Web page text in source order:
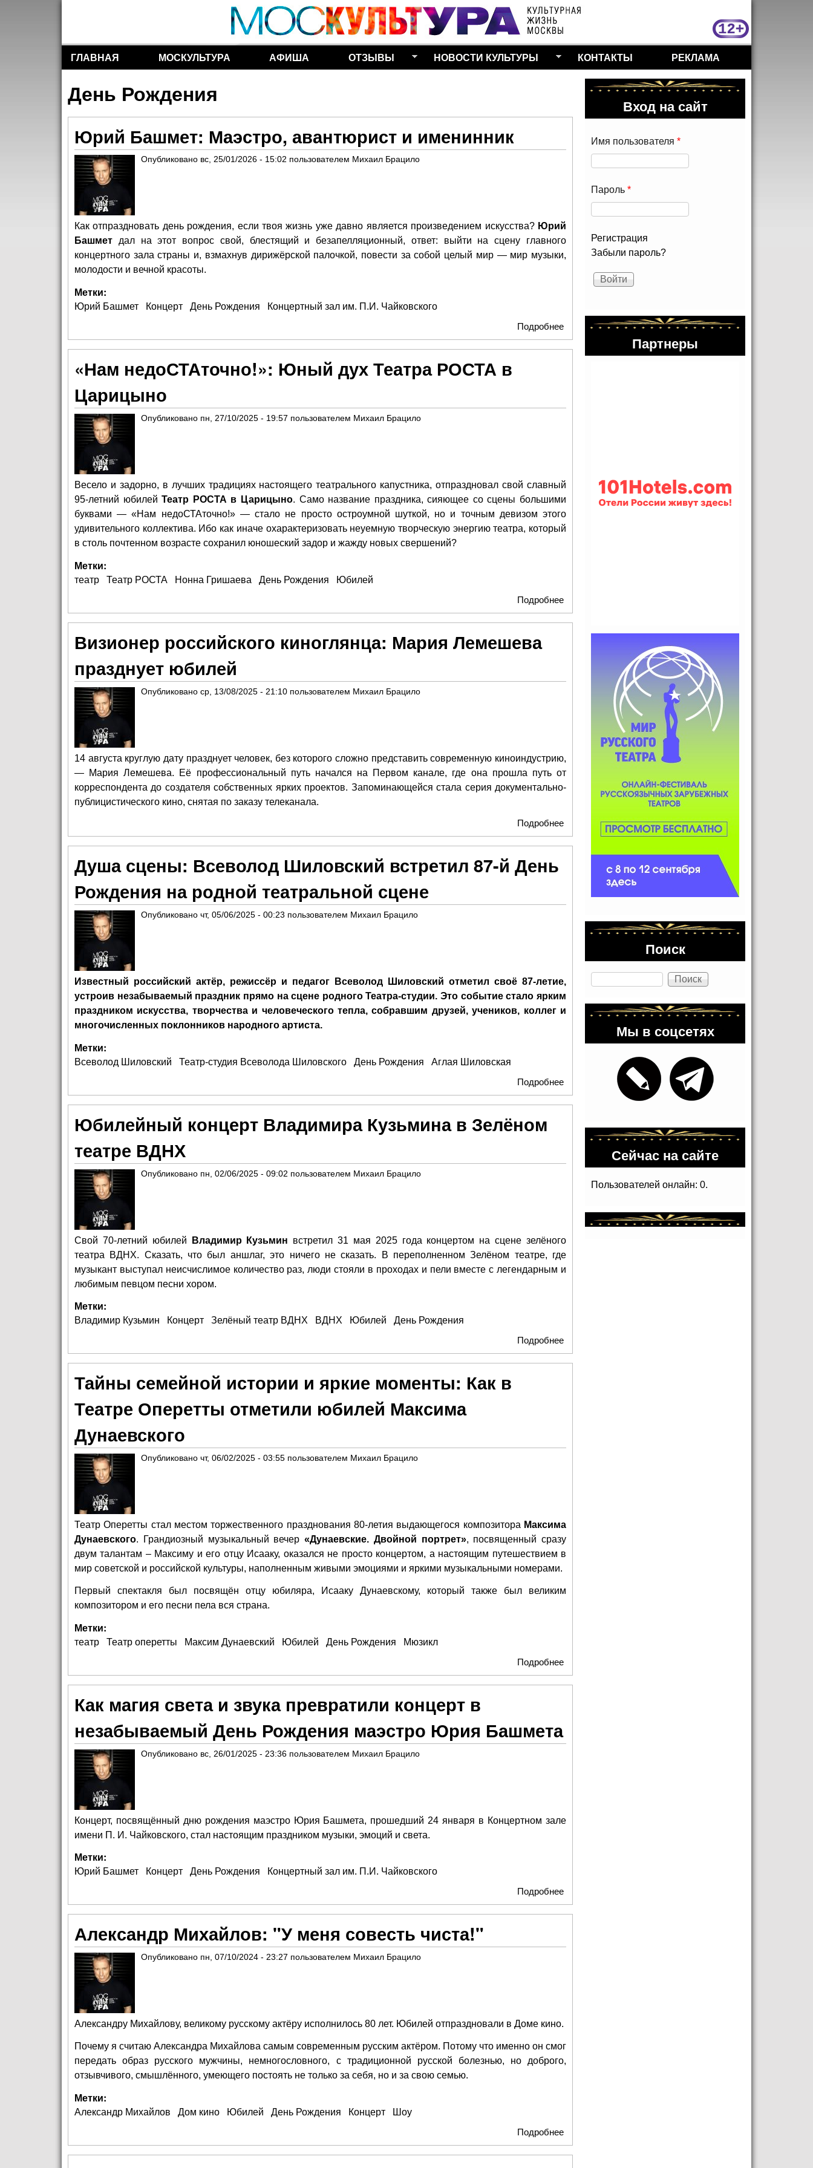
Перейти к основному
содержанию
Разделы сайта
ГЛАВНАЯ МОСКУЛЬТУРА АФИША ОТЗЫВЫ НОВОСТИ КУЛЬТУРЫ КОНТАКТЫ РЕКЛАМА
День Рождения
Юрий Башмет: Маэстро, авантюрист и именинник
Опубликовано вс, 25/01/2026 - 15:02 пользователем Михаил Брацило
Как отпраздновать день рождения, если твоя жизнь уже давно является произведением искусства? Юрий
Башмет дал на этот вопрос свой, блестящий и безапелляционный, ответ: выйти на сцену главного
концертного зала страны и, взмахнув дирижёрской палочкой, повести за собой целый мир — мир музыки,
молодости и вечной красоты.
Метки:
Юрий Башмет Концерт День Рождения
Концертный зал им. П.И. Чайковского
Подробнее о Юрий Башмет: Маэстро, авантюрист и именинник
«Нам недоСТАточно!»: Юный дух Театра РОСТА в
Царицыно
Опубликовано пн, 27/10/2025 - 19:57 пользователем Михаил Брацило
Весело и задорно, в лучших традициях настоящего театрального капустника, отпраздновал свой славный
95-летний юбилейТеатр РОСТА в Царицыно. Само название праздника, сияющее со сцены большими
буквами — «Нам недоСТАточно!» — стало не просто остроумной шуткой, но и точным девизом этого
удивительного коллектива. Ибо как иначе охарактеризовать неуемную творческую энергию театра, который
в столь почтенном возрасте сохранил юношеский задор и жажду новых свершений?
Метки:
театр Театр РОСТА Нонна Гришаева День Рождения
Юбилей
Подробнее
Царицыно
Визионер российского киноглянца: Мария Лемешева
празднует юбилей
Опубликовано ср, 13/08/2025 - 21:10 пользователем Михаил Брацило
14 августа круглую дату празднует человек, без которого сложно представить современную киноиндустрию,
— Мария Лемешева. Её профессиональный путь начался на Первом канале, где она прошла путь от
корреспондента до создателя собственных ярких проектов. Запоминающейся стала серия документально-
публицистического кино, снятая по заказу телеканала.
Подробнее о Визионер российского киноглянца: Мария Лемешева
празднует юбилей
Душа сцены: Всеволод Шиловский встретил 87-й День
Рождения на родной театральной сцене
Опубликовано чт, 05/06/2025 - 00:23 пользователем Михаил Брацило
Известный российский актёр, режиссёр и педагог Всеволод Шиловский отметил своё 87-летие,
устроив незабываемый праздник прямо на сцене родного Театра-студии. Это событие стало ярким
праздником искусства, творчества и человеческого тепла, собравшим друзей, учеников, коллег и
многочисленных поклонников народного артиста.
Метки:
Всеволод Шиловский Театр-студия Всеволода Шиловского День Рождения
Аглая Шиловская
Подробнее о Душа сцены: Всеволод Шиловский встретил 87-й День
Рождения на родной театральной сцене
Юбилейный концерт Владимира Кузьмина в Зелёном
театре ВДНХ
Опубликовано пн, 02/06/2025 - 09:02 пользователем Михаил Брацило
Свой 70-летний юбилей Владимир Кузьмин встретил 31 мая 2025 года концертом на сцене зелёного
театра ВДНХ. Сказать, что был аншлаг, это ничего не сказать. В переполненном Зелёном театре, где
музыкант выступал неисчислимое количество раз, люди стояли в проходах и пели вместе с легендарным и
любимым певцом песни хором.
Метки:
Владимир Кузьмин Концерт Зелёный театр ВДНХ ВДНХ Юбилей
День Рождения
Подробнее
театре ВДНХ
Тайны семейной истории и яркие моменты: Как в
Театре Оперетты отметили юбилей Максима
Дунаевского
Опубликовано чт, 06/02/2025 - 03:55 пользователем Михаил Брацило
Театр Оперетты стал местом торжественного празднования 80-летия выдающегося композитора Максима
Дунаевского. Грандиозный музыкальный вечер «Дунаевские. Двойной портрет», посвященный сразу
двум талантам – Максиму и его отцу Исааку, оказался не просто концертом, а настоящим путешествием в
мир советской и российской культуры, наполненным живыми эмоциями и яркими музыкальными номерами.
Первый спектакля был посвящён отцу юбиляра, Исааку Дунаевскому, который также был великим
композитором и его песни пела вся страна.
Метки:
театр Театр оперетты Максим Дунаевский Юбилей День Рождения
Мюзикл
Подробнее
Оперетты отметили юбилей Максима Дунаевского
Как магия света и звука превратили концерт в
незабываемый День Рождения маэстро Юрия Башмета
Опубликовано вс, 26/01/2025 - 23:36 пользователем Михаил Брацило
Концерт, посвящённый дню рождения маэстро Юрия Башмета, прошедший 24 января в Концертном зале
имени П. И. Чайковского, стал настоящим праздником музыки, эмоций и света.
Метки:
Юрий Башмет Концерт День Рождения
Концертный зал им. П.И. Чайковского
Подробнее
незабываемый День Рождения маэстро Юрия Башмета
Александр Михайлов: "У меня совесть чиста!"
Опубликовано пн, 07/10/2024 - 23:27 пользователем Михаил Брацило
Александру Михайлову, великому русскому актёру исполнилось 80 лет. Юбилей отпраздновали в Доме кино.
Почему я считаю Александра Михайлова самым современным русским актёром. Потому что именно он смог
передать образ русского мужчины, немногословного, с традиционной русской болезнью, но доброго,
отзывчивого, смышлённого, умеющего постоять не только за себя, но и за свою семью.
Метки:
Александр Михайлов Дом кино Юбилей День Рождения Концерт
Шоу
Подробнее
Вход на сайт
Имя пользователя *
Пароль *
Регистрация
Забыли пароль?
Партнеры
Поиск
Поиск
Мы в соцсетях
Сейчас на сайте
Пользователей онлайн: 0.